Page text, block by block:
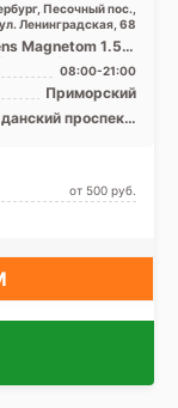
Песочный пос.,
ул. Ленинградская, 68
Magnetom 1.5T,
Excite HD 1.5T
тип, КТ Ph ...
08:00-21:00
Приморский
проспект,
Старая Деревня
от 500 pуб.